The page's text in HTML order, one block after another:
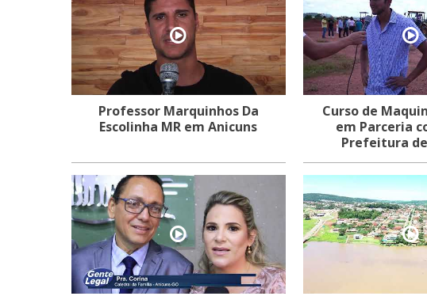
Professor Marquinhos Da
Escolinha MR em Anicuns
Curso de
em Parceria
Prefeitura